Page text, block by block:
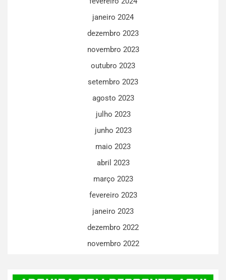
janeiro 2024
dezembro 2023
novembro 2023
outubro 2023
setembro 2023
agosto 2023
julho 2023
junho 2023
maio 2023
abril 2023
março 2023
fevereiro 2023
janeiro 2023
dezembro 2022
novembro 2022